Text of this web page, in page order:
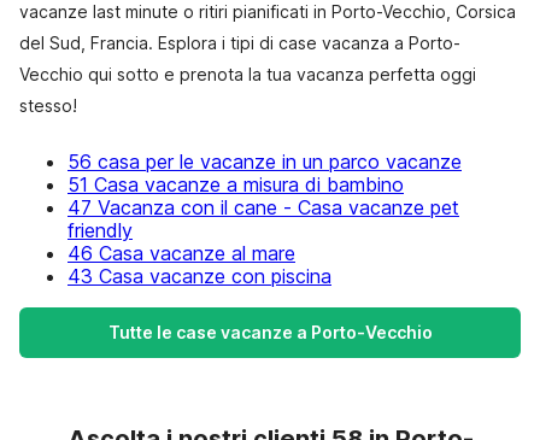
vacanze last minute o ritiri pianificati in Porto-Vecchio, Corsica
del Sud, Francia. Esplora i tipi di case vacanza a Porto-
Vecchio qui sotto e prenota la tua vacanza perfetta oggi
stesso!
56 casa per le vacanze in un parco vacanze
51 Casa vacanze a misura di bambino
47 Vacanza con il cane - Casa vacanze pet
friendly
46 Casa vacanze al mare
43 Casa vacanze con piscina
Tutte le case vacanze a Porto-Vecchio